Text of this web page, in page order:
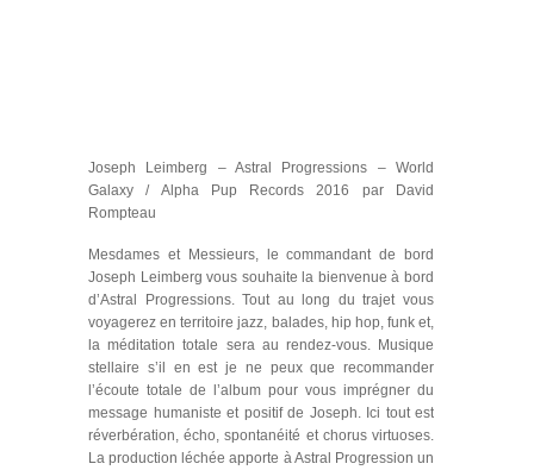
Joseph Leimberg – Astral Progressions – World
Galaxy / Alpha Pup Records 2016 par David
Rompteau
Mesdames et Messieurs, le commandant de bord
Joseph Leimberg vous souhaite la bienvenue à bord
d’Astral Progressions. Tout au long du trajet vous
voyagerez en territoire jazz, balades, hip hop, funk et,
la méditation totale sera au rendez-vous. Musique
stellaire s’il en est je ne peux que recommander
l’écoute totale de l’album pour vous imprégner du
message humaniste et positif de Joseph. Ici tout est
réverbération, écho, spontanéité et chorus virtuoses.
La production léchée apporte à Astral Progression un